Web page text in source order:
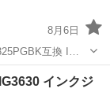
8月6日
互換 I…
インクジ